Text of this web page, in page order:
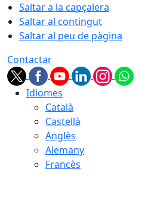
Saltar a la capçalera
Saltar al contingut
Saltar al peu de pàgina
Contactar
Idiomes
Català
Castellà
Anglès
Alemany
Francès